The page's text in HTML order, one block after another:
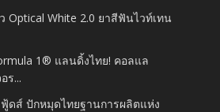
Optical White 2.0 ยาสีฟันไวท์เทน
1® แลนดิ้งไทย! คอลแล
ร...
ดส์ ปักหมุดไทยฐานการผลิตแห่ง